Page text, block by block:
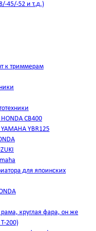
45/-52 и т.д.)
к триммерам
CB400
YBR125
для япоинских
рама, круглая фара, он же
200)